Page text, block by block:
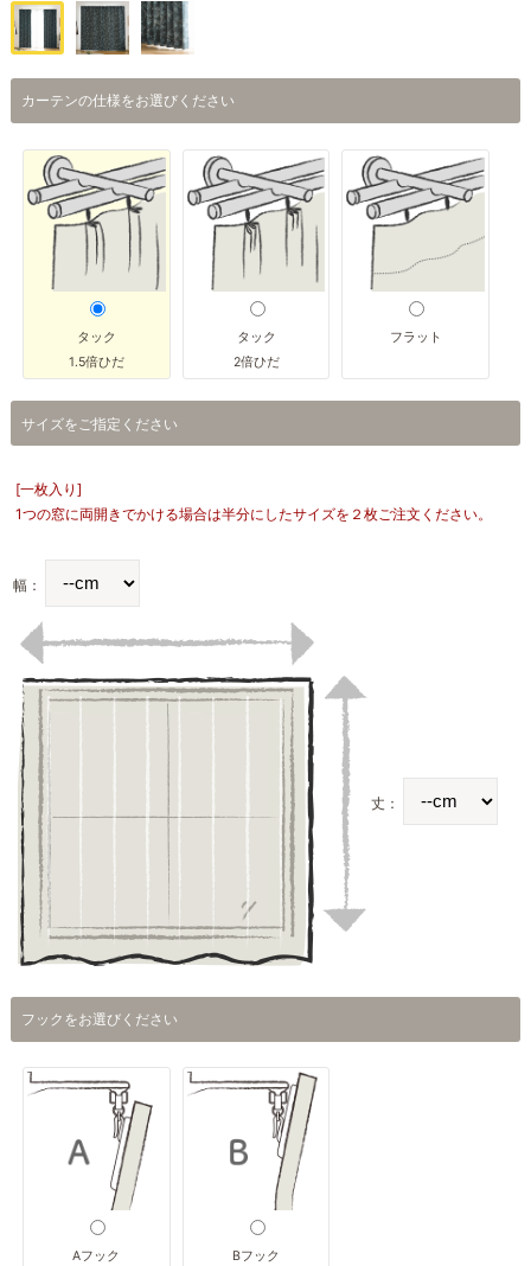
カーテンの仕様をお選びください
タック
1.5倍ひだ
タック
2倍ひだ
フラット
サイズをご指定ください
[一枚入り]
1つの窓に両開きでかける場合は半分にしたサイズを２枚ご注文ください。
幅：
丈：
フックをお選びください
Aフック
Bフック